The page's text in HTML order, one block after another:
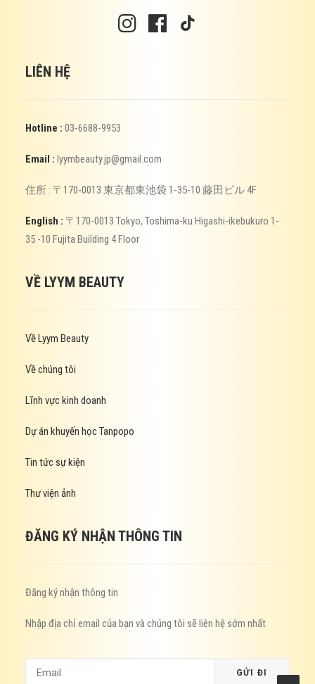
LIÊN HỆ
Hotline : 03-6688-9953
Email : lyymbeauty.jp@gmail.com
住所 : 〒170-0013 東京都東池袋 1-35-10 藤田ビル 4F
English : 〒170-0013 Tokyo, Toshima-ku Higashi-ikebukuro 1-
35 -10 Fujita Building 4 Floor
VỀ LYYM BEAUTY
Về Lyym Beauty
Về chúng tôi
Lĩnh vực kinh doanh
Dự án khuyến học Tanpopo
Tin tức sự kiện
Thư viện ảnh
ĐĂNG KÝ NHẬN THÔNG TIN
Đăng ký nhận thông tin
Nhập địa chỉ email của bạn và chúng tôi sẽ liên hệ sớm nhất